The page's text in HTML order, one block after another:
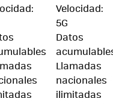
Velocidad:
5G
Datos
Llamadas
nacionales
ilimitadas